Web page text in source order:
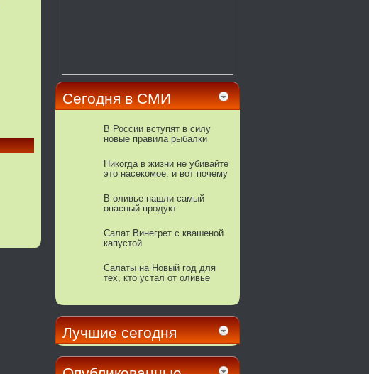
Сегодня в СМИ
В России вступят в силу
новые правила рыбалки
Никогда в жизни не убивайте
это насекомое: и вот почему
В оливье нашли самый
опасный продукт
Салат Винегрет с квашеной
капустой
Салаты на Новый год для
тех, кто устал от оливье
Лучшие сегодня